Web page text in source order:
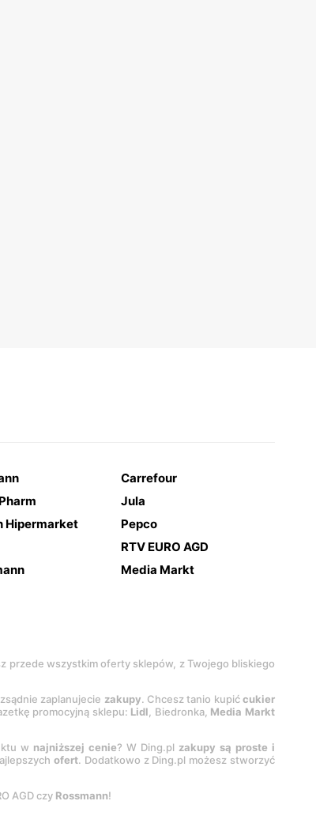
Carrefour
Jula
Hipermarket
Pepco
RTV EURO AGD
Media Markt
przede wszystkim oferty sklepów, z Twojego bliskiego
zaplanujecie zakupy. Chcesz tanio kupićcukier
promocyjną sklepu: Lidl, Biedronka, Media Markt
w najniższej cenie? W Ding.pl zakupy są proste i
ofert. Dodatkowo z Ding.pl możesz stworzyć
AGD czy Rossmann!